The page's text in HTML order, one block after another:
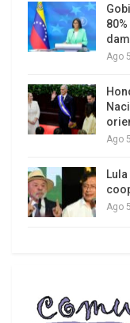
Asimismo, el
supermercados
compañía
señaladas
También a dos
para las
Cisjordania
Ago
Ago
Ago